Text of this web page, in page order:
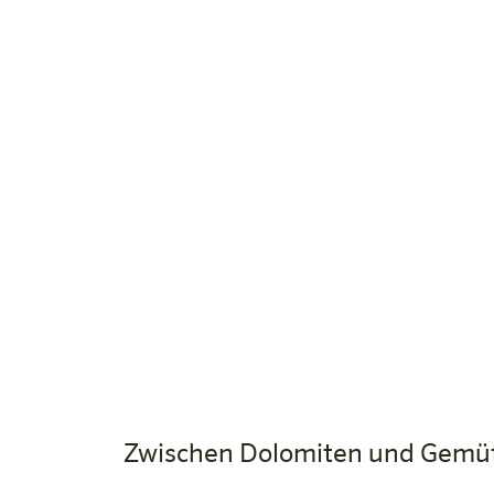
Zwischen Dolomiten und